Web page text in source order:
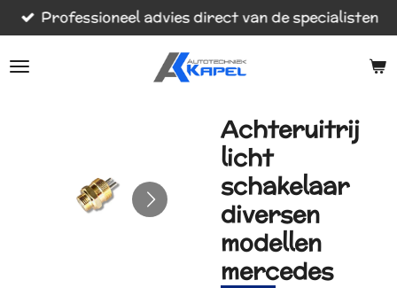
Ga
direct
naar
Professioneel advies direct van de specialisten
Achteruitrij
licht
schakelaar
diversen
modellen
mercedes